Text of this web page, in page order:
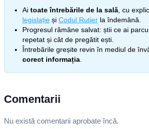
Ai toate întrebările de la sală , cu
legislație și Codul Rutier la îndemână.
Progresul rămâne salvat: știi ce ai
repetat și cât de pregătit ești.
Întrebările greșite revin în mediul de
corect informația
Comentarii
Nu există comentarii aprobate încă.